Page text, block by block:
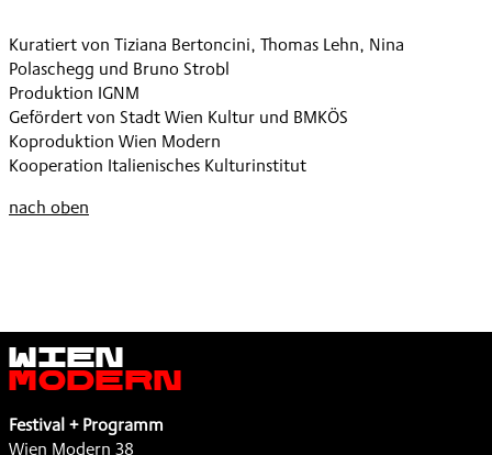
Kuratiert von Tiziana Bertoncini, Thomas Lehn, Nina
Polaschegg und Bruno Strobl
Produktion IGNM
Gefördert von Stadt Wien Kultur und BMKÖS
Koproduktion Wien Modern
Kooperation Italienisches Kulturinstitut
nach oben
Wien
Modern
Festival + Programm
Wien Modern 38